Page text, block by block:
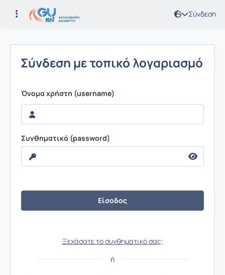
Σύνδεση
Σύνδεση
Σύνδεση με τοπικό λογαριασμό
Όνομα χρήστη (username)
Συνθηματικό (password)
Ξεχάσατε το συνθηματικό σας;
ή